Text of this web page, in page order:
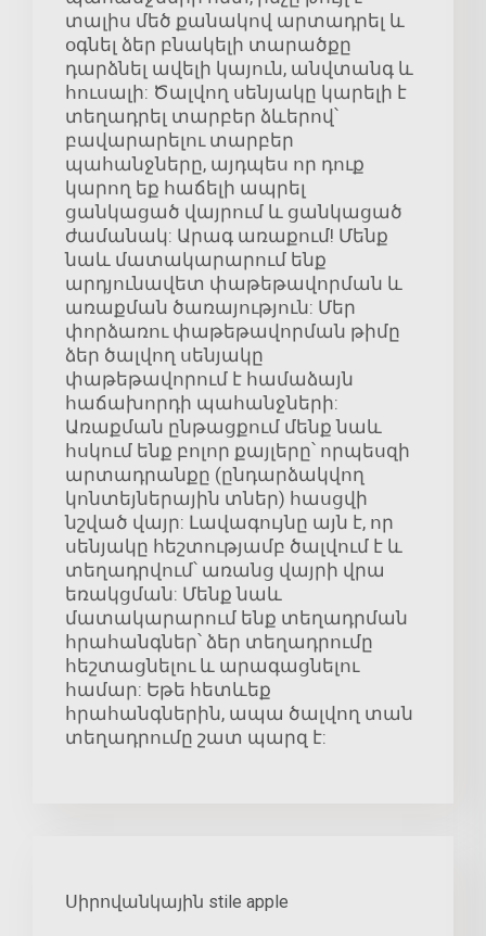
տալիս մեծ քանակով արտադրել և
օգնել ձեր բնակելի տարածքը
դարձնել ավելի կայուն, անվտանգ և
հուսալի: Ծալվող սենյակը կարելի է
տեղադրել տարբեր ձևերով՝
բավարարելու տարբեր
պահանջները, այդպես որ դուք
կարող եք հաճելի ապրել
ցանկացած վայրում և ցանկացած
ժամանակ: Արագ առաքում! Մենք
նաև մատակարարում ենք
արդյունավետ փաթեթավորման և
առաքման ծառայություն: Մեր
փորձառու փաթեթավորման թիմը
ձեր ծալվող սենյակը
փաթեթավորում է համաձայն
հաճախորդի պահանջների:
Առաքման ընթացքում մենք նաև
հսկում ենք բոլոր քայլերը՝ որպեսզի
արտադրանքը (ընդարձակվող
կոնտեյներային տներ) հասցվի
նշված վայր: Լավագույնը այն է, որ
սենյակը հեշտությամբ ծալվում է և
տեղադրվում՝ առանց վայրի վրա
եռակցման: Մենք նաև
մատակարարում ենք տեղադրման
հրահանգներ՝ ձեր տեղադրումը
հեշտացնելու և արագացնելու
համար: Եթե հետևեք
հրահանգներին, ապա ծալվող տան
տեղադրումը շատ պարզ է:
Սիրովանկային stile apple